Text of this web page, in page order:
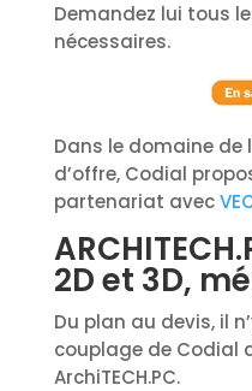
Demandez lui tous
nécessaires.
Dans le domaine
d’offre, Codial
partenariat avec
2D et 3D,
Du plan au devis, il
couplage de Codial
ArchiTECH.PC.